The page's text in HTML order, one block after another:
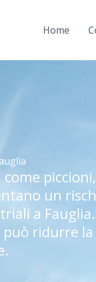
Home
un
a
ridurre